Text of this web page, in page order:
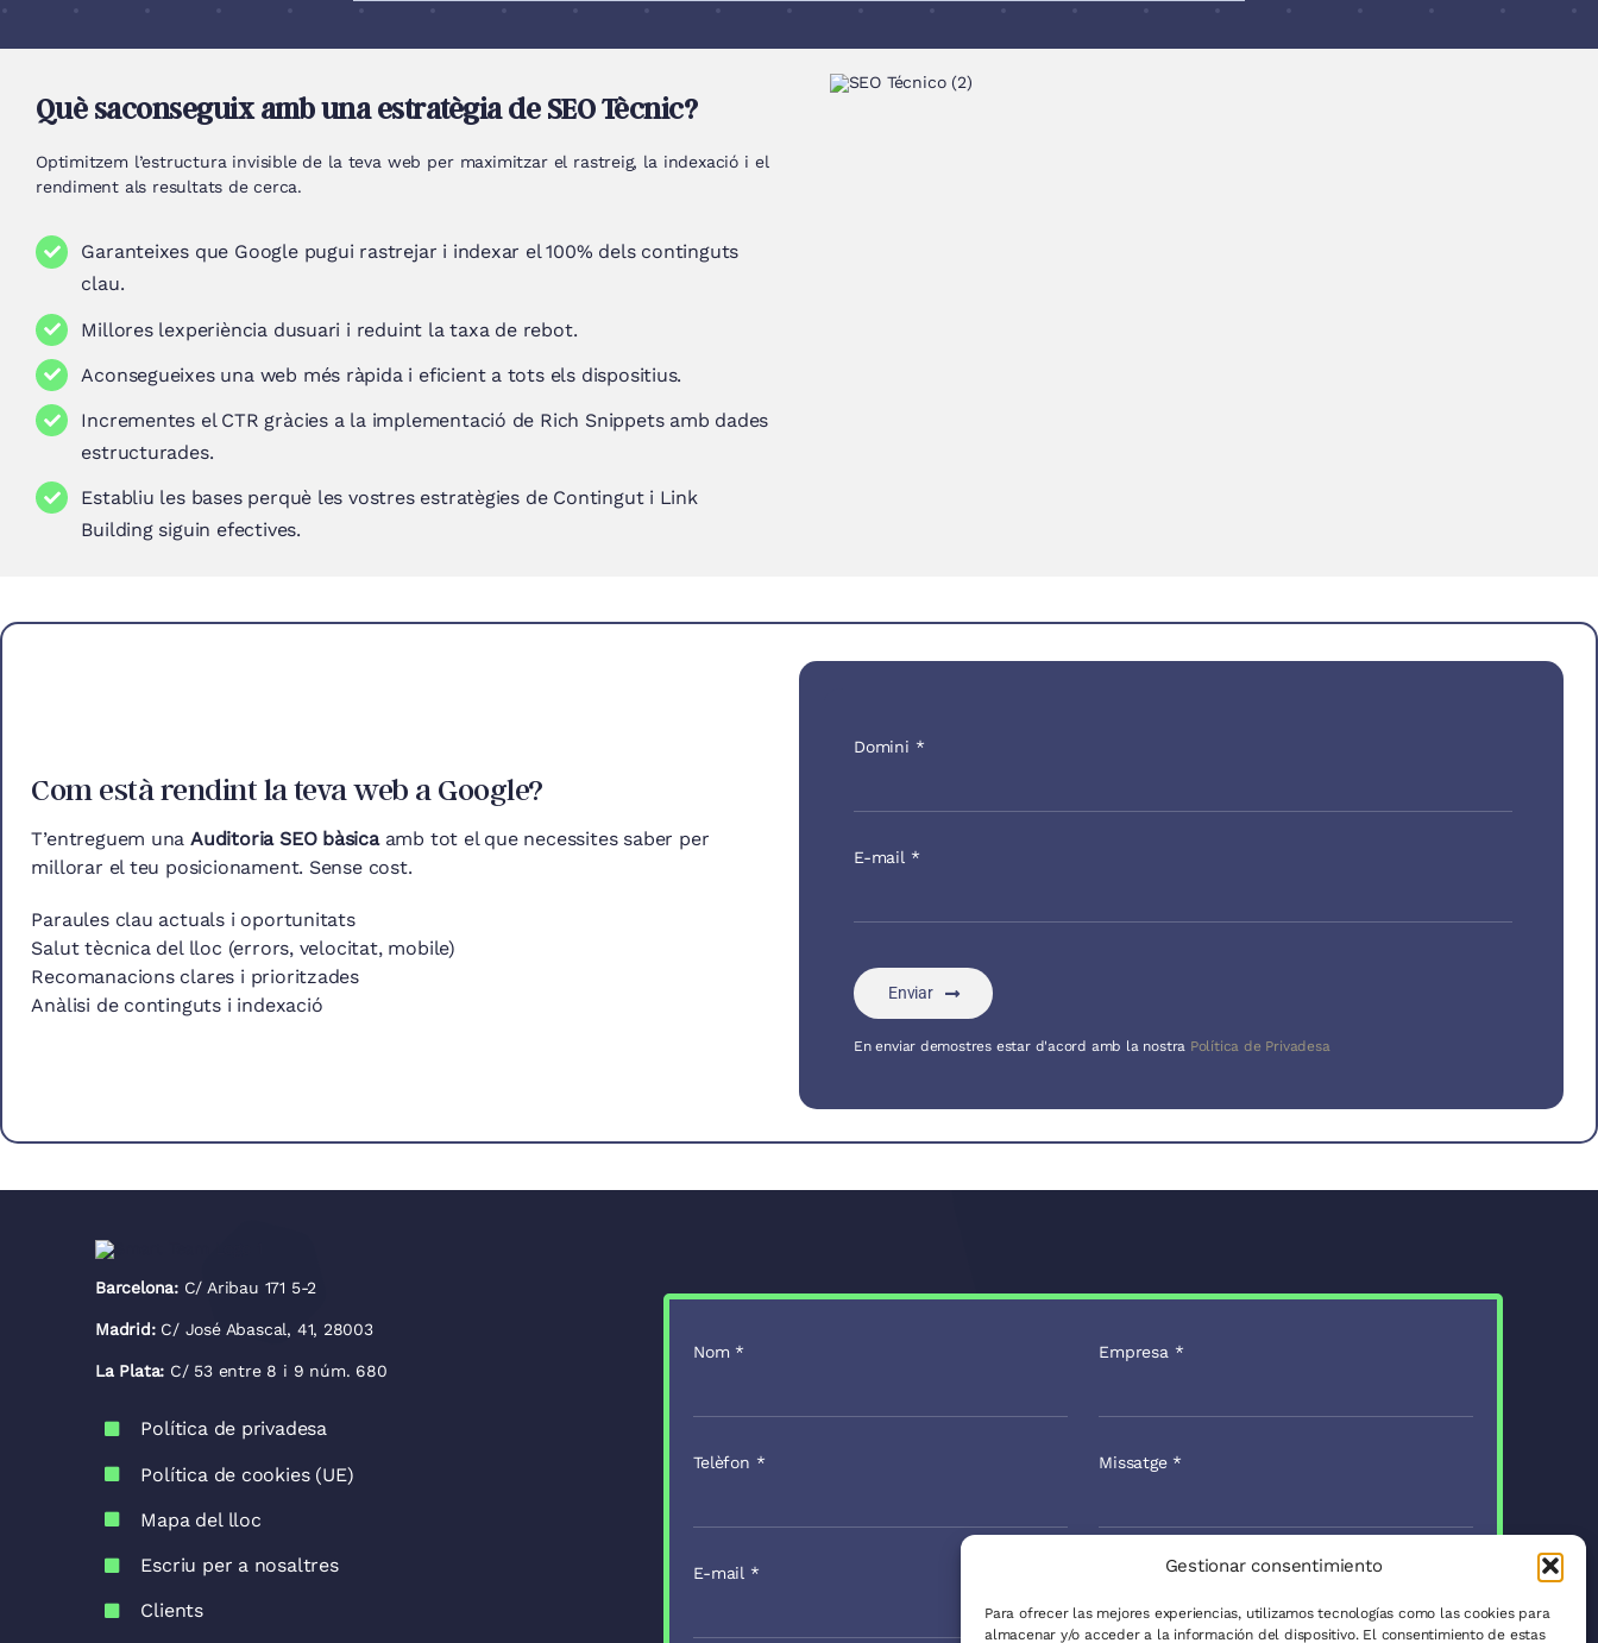
Gestionar consentimiento
Para ofrecer las mejores experiencias, utilizamos tecnologías como las cookies para
almacenar y/o acceder a la información del dispositivo. El consentimiento de estas
Què saconseguix amb una estratègia de SEO Tècnic?
Optimitzem l’estructura invisible de la teva web per maximitzar el rastreig, la indexació i el
rendiment als resultats de cerca.
Garanteixes que Google pugui rastrejar i indexar el 100% dels continguts
clau.
Millores lexperiència dusuari i reduint la taxa de rebot.
Aconsegueixes una web més ràpida i eficient a tots els dispositius.
Incrementes el CTR gràcies a la implementació de Rich Snippets amb dades
estructurades.
Establiu les bases perquè les vostres estratègies de Contingut i Link
Building siguin efectives.
Com està rendint la teva web a Google?
T’entreguem unaAuditoria SEO bàsicaamb tot el que necessites saber per
millorar el teu posicionament. Sense cost.
Paraules clau actuals i oportunitats
Salut tècnica del lloc (errors, velocitat, mobile)
Recomanacions clares i prioritzades
Anàlisi de continguts i indexació
Domini *
E-mail *
Enviar
En enviar demostres estar d'acord amb la nostra Política de Privadesa
Barcelona:C/ Aribau 171 5-2
Madrid:C/ José Abascal, 41, 28003
La Plata: C/ 53 entre 8 i 9 núm. 680
Política de privadesa
Política de cookies (UE)
Mapa del lloc
Escriu per a nosaltres
Clients
Nom * Empresa *
Telèfon * Missatge *
E-mail *